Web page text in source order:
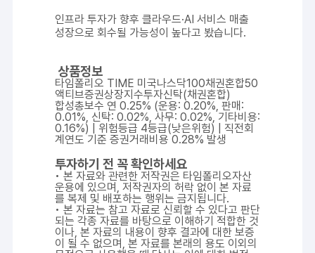
인프라 투자가 향후 클라우드·AI 서비스 매출
성장으로 회수될 가능성이 높다고 봤습니다.
상품정보
타임폴리오 TIME 미국나스닥100채권혼합50
액티브증권상장지수투자신탁(채권혼합)
합성총보수 연 0.25% (운용: 0.20%, 판매:
0.01%, 신탁: 0.02%, 사무: 0.02%, 기타비용:
0.16%) | 위험등급 4등급(낮은위험) | 직전회
계연도 기준 증권거래비용 0.28% 발생
투자하기 전 꼭 확인하세요
• 본 자료와 관련한 저작권은 타임폴리오자산
운용에 있으며, 저작권자의 허락 없이 본 자료
를 복제 및 배포하는 행위는 금지됩니다.
• 본 자료는 참고 자료로 신뢰할 수 있다고 판단
되는 각종 자료를 바탕으로 이해하기 적합한 것
이나, 본 자료의 내용이 향후 결과에 대한 보증
이 될 수 없으며, 본 자료를 본래의 용도 이외의